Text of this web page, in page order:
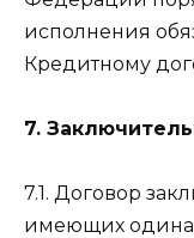
исполнения
Кредитному
7.
7.1. Договор
имеющих